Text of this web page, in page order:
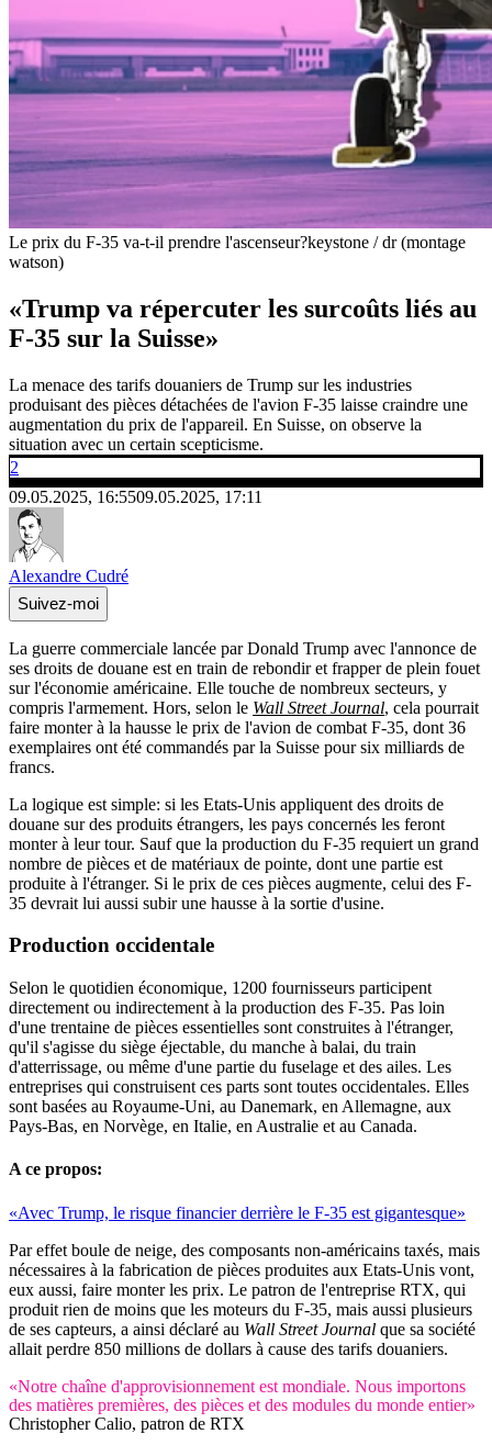
Le prix du F-35 va-t-il prendre l'ascenseur?keystone / dr (montage
watson)
«Trump va répercuter les surcoûts liés au
F-35 sur la Suisse»
La menace des tarifs douaniers de Trump sur les industries
produisant des pièces détachées de l'avion F-35 laisse craindre une
augmentation du prix de l'appareil. En Suisse, on observe la
situation avec un certain scepticisme.
2
09.05.2025, 16:5509.05.2025, 17:11
Alexandre Cudré
Suivez-moi
La guerre commerciale lancée par Donald Trump avec l'annonce de
ses droits de douane est en train de rebondir et frapper de plein fouet
sur l'économie américaine. Elle touche de nombreux secteurs, y
compris l'armement. Hors, selon le Wall Street Journal, cela pourrait
faire monter à la hausse le prix de l'avion de combat F-35, dont 36
exemplaires ont été commandés par la Suisse pour six milliards de
francs.
La logique est simple: si les Etats-Unis appliquent des droits de
douane sur des produits étrangers, les pays concernés les feront
monter à leur tour. Sauf que la production du F-35 requiert un grand
nombre de pièces et de matériaux de pointe, dont une partie est
produite à l'étranger. Si le prix de ces pièces augmente, celui des F-
35 devrait lui aussi subir une hausse à la sortie d'usine.
Production occidentale
Selon le quotidien économique, 1200 fournisseurs participent
directement ou indirectement à la production des F-35. Pas loin
d'une trentaine de pièces essentielles sont construites à l'étranger,
qu'il s'agisse du siège éjectable, du manche à balai, du train
d'atterrissage, ou même d'une partie du fuselage et des ailes. Les
entreprises qui construisent ces parts sont toutes occidentales. Elles
sont basées au Royaume-Uni, au Danemark, en Allemagne, aux
Pays-Bas, en Norvège, en Italie, en Australie et au Canada.
A ce propos:
«Avec Trump, le risque financier derrière le F-35 est gigantesque»
Par effet boule de neige, des composants non-américains taxés, mais
nécessaires à la fabrication de pièces produites aux Etats-Unis vont,
eux aussi, faire monter les prix. Le patron de l'entreprise RTX, qui
produit rien de moins que les moteurs du F-35, mais aussi plusieurs
de ses capteurs, a ainsi déclaré au Wall Street Journal que sa société
allait perdre 850 millions de dollars à cause des tarifs douaniers.
«Notre chaîne d'approvisionnement est mondiale. Nous importons
des matières premières, des pièces et des modules du monde entier»
Christopher Calio, patron de RTX